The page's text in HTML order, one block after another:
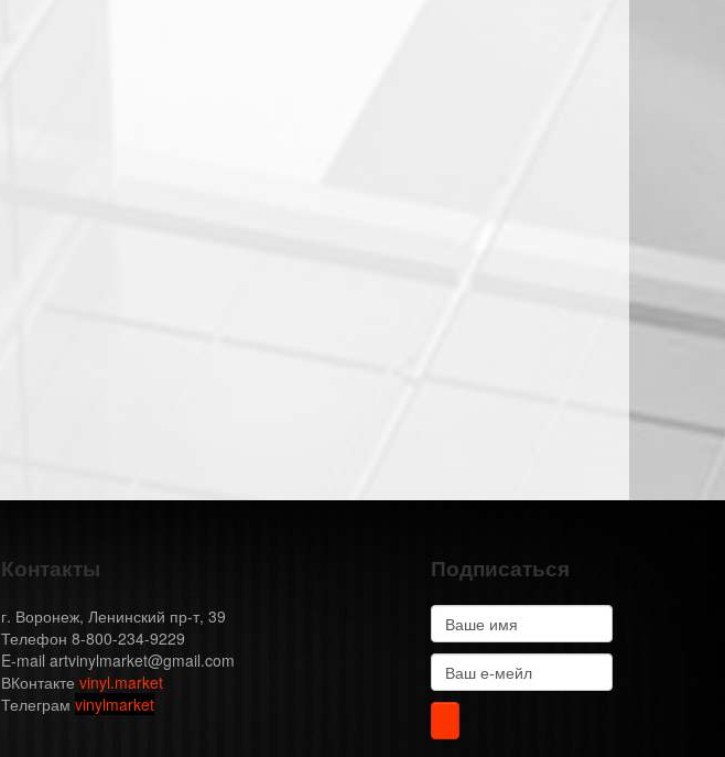
Контакты
г. Воронеж, Ленинский пр-т, 39
Телефон 8-800-234-9229
E-mail artvinylmarket@gmail.com
ВКонтакте vinyl.market
Телеграм vinylmarket
Подписаться